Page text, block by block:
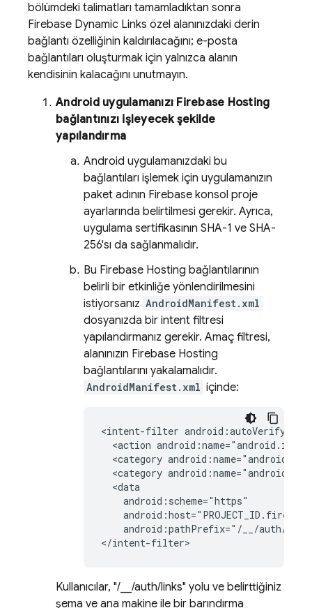
bölümdeki talimatları tamamladıktan sonra
Firebase Dynamic Links özel alanınızdaki derin
bağlantı özelliğinin kaldırılacağını; e-posta
bağlantıları oluşturmak için yalnızca alanın
kendisinin kalacağını unutmayın.
Android uygulamanızı Firebase Hosting
bağlantınızı işleyecek şekilde
yapılandırma
Android uygulamanızdaki bu
bağlantıları işlemek için uygulamanızın
paket adının Firebase konsol proje
ayarlarında belirtilmesi gerekir. Ayrıca,
uygulama sertifikasının SHA-1 ve SHA-
256'sı da sağlanmalıdır.
Bu Firebase Hosting bağlantılarının
belirli bir etkinliğe yönlendirilmesini
istiyorsanız AndroidManifest.xml
dosyanızda bir intent filtresi
yapılandırmanız gerekir. Amaç filtresi,
alanınızın Firebase Hosting
bağlantılarını yakalamalıdır.
AndroidManifest.xml içinde:
<intent-filter
<action
<category
<category
android:pathPrefix="/__/auth/
Kullanıcılar, "/__/auth/links" yolu ve belirttiğiniz
şema ve ana makine ile bir barındırma